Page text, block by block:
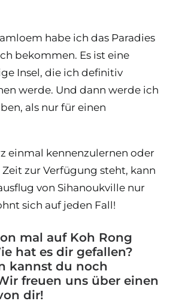
habe ich das Paradies
bekommen. Es ist eine
Insel, die ich definitiv
werde. Und dann werde ich
als nur für einen
einmal kennenzulernen oder
zur Verfügung steht, kann
von Sihanoukville nur
sich auf jeden Fall!
mal auf Koh Rong
hat es dir gefallen?
kannst du noch
freuen uns über einen
dir!